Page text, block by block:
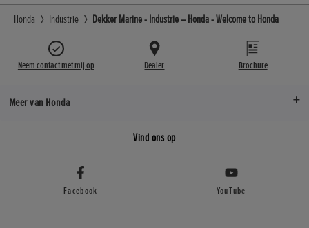
Honda Industrie Dekker Marine - Industrie – Honda - Welcome to Honda
Neem contact met mij op Dealer Brochure
Meer van Honda
Vind ons op
Facebook YouTube